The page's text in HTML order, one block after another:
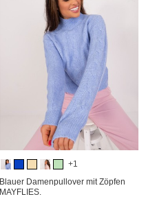
+1
Blauer Damenpullover mit Zöpfen
MAYFLIES.